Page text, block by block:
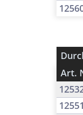
Art.